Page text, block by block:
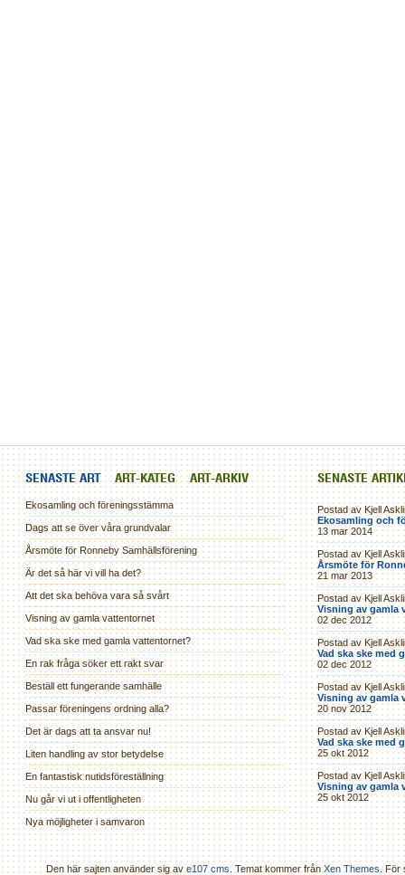
SENASTE ART ART-KATEG ART-ARKIV
Ekosamling och föreningsstämma
Dags att se över våra grundvalar
Årsmöte för Ronneby Samhällsförening
Är det så här vi vill ha det?
Att det ska behöva vara så svårt
Visning av gamla vattentornet
Vad ska ske med gamla vattentornet?
En rak fråga söker ett rakt svar
Beställ ett fungerande samhälle
Passar föreningens ordning alla?
Det är dags att ta ansvar nu!
Liten handling av stor betydelse
En fantastisk nutidsföreställning
Nu går vi ut i offentligheten
Nya möjligheter i samvaron
SENASTE
Postad av Kjell
Ekosamling och
13 mar 2014
Postad av Kjell
Årsmöte för
21 mar 2013
Postad av Kjell
Visning av gamla
02 dec 2012
Postad av Kjell
Vad ska ske med
02 dec 2012
Postad av Kjell
Visning av gamla
20 nov 2012
Postad av Kjell
Vad ska ske med
25 okt 2012
Postad av Kjell
Visning av gamla
25 okt 2012
Den här sajten använder sig av e107 cms. Temat kommer frånXen Themes . För